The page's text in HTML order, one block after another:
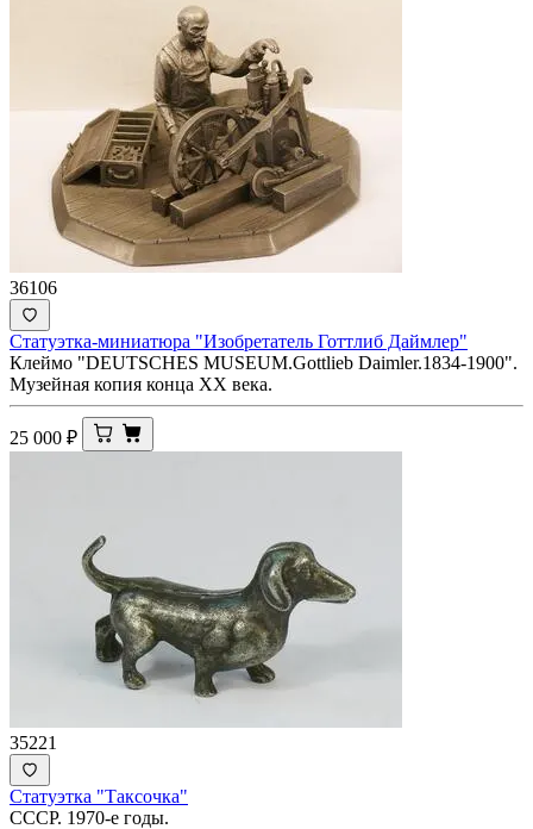
36106
Статуэтка-миниатюра "Изобретатель Готтлиб Даймлер"
Клеймо "DEUTSCHES MUSEUM.Gottlieb Daimler.1834-1900".
Музейная копия конца ХХ века.
25 000 ₽
35221
Статуэтка "Таксочка"
СССР. 1970-е годы.